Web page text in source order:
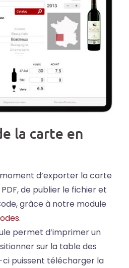
la carte en
d’exporter la carte
de publier le fichier et
grâce à notre module
.
permet d’imprimer un
sur la table des
puissent télécharger la